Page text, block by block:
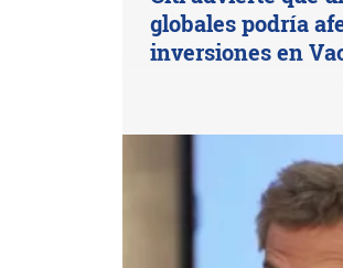
globales podría
inversiones en